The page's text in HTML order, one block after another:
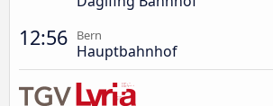
12:56 Bern
Hauptbahnhof